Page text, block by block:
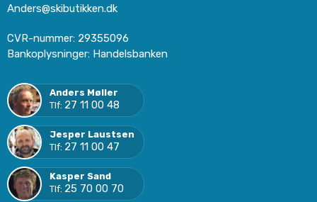
Anders@skibutikken.dk
CVR-nummer: 29355096
Bankoplysninger: Handelsbanken
Anders Møller
Tlf: 27 11 00 48
Jesper Laustsen
Tlf: 27 11 00 47
Kasper Sand
Tlf: 25 70 00 70